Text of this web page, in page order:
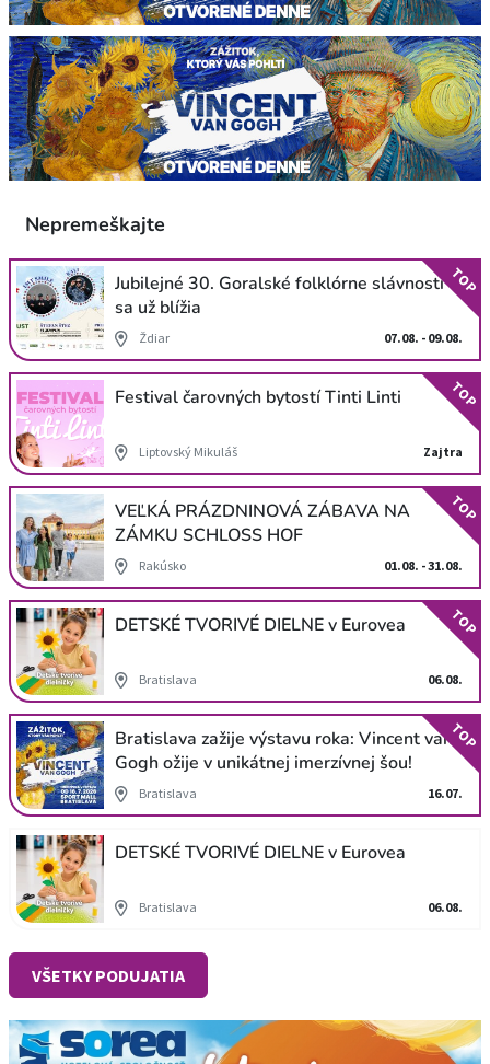
Nepremeškajte
Jubilejné 30. Goralské folklórne slávnosti
sa už blížia
Ždiar 07.08. - 09.08.
TOP
Festival čarovných bytostí Tinti Linti
Liptovský Mikuláš Zajtra
TOP
VEĽKÁ PRÁZDNINOVÁ ZÁBAVA NA
ZÁMKU SCHLOSS HOF
Rakúsko 01.08. - 31.08.
TOP
DETSKÉ TVORIVÉ DIELNE v Eurovea
Bratislava 06.08.
TOP
Bratislava zažije výstavu roka: Vincent van
Gogh ožije v unikátnej imerzívnej šou!
Bratislava 16.07.
TOP
DETSKÉ TVORIVÉ DIELNE v Eurovea
Bratislava 06.08.
VŠETKY PODUJATIA